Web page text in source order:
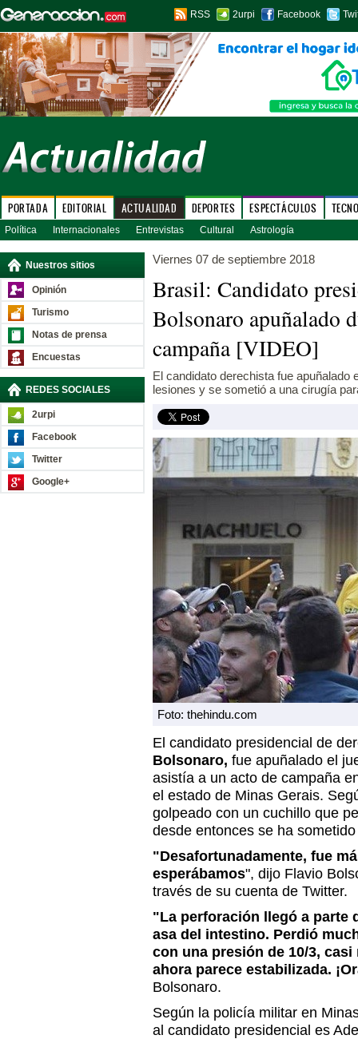
RSS 2urpi Facebook
PORTADA EDITORIAL ACTUALIDAD DEPORTES ESPECTÁCULOS
Política Internacionales Entrevistas Cultural Astrología
Nuestros sitios
Opinión
Turismo
Notas de prensa
Encuestas
REDES SOCIALES
2urpi
Facebook
Twitter
Google+
Viernes 07 de septiembre 2018
Brasil: Candidato
Bolsonaro apuñalado
campaña [VIDEO]
El candidato derechista fue apuñalado
lesiones y se sometió a una cirugía
Foto: thehindu.com
El candidato presidencial de
Bolsonaro, fue apuñalado el
asistía a un acto de campaña
el estado de Minas Gerais.
golpeado con un cuchillo que
desde entonces se ha
"Desafortunadamente, fue
esperábamos", dijo Flavio
través de su cuenta de Twitter.
"La perforación llegó a parte
asa del intestino. Perdió
con una presión de 10/3,
ahora parece estabilizada.
Bolsonaro.
Según la policía militar en
al candidato presidencial es